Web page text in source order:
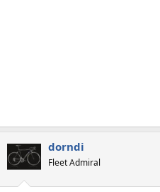
dorndi
Fleet Admiral